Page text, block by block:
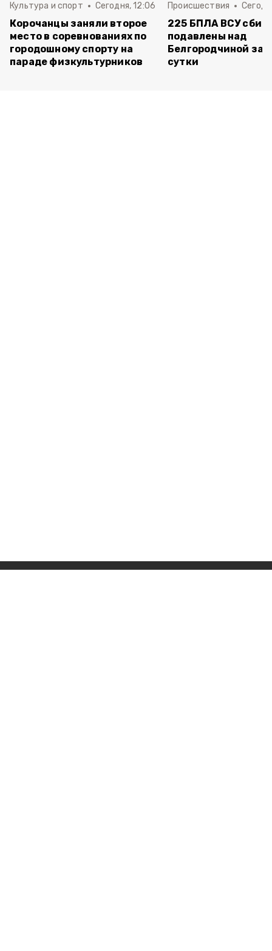
Культура и спорт Сегодня, 12:06
Корочанцы заняли второе
место в соревнованиях по
городошному спорту на
параде физкультурников
Происшествия
225 БПЛА ВСУ
подавлены над
Белгородчиной за
сутки